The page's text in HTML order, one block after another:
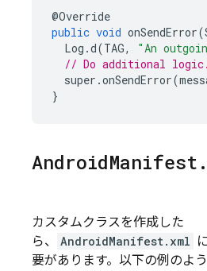
@Override
public void onSendError(
Log .d(TAG,
"An
// Do additional
super .onSendError(
}
AndroidManifest.
カスタムクラスを作成した
ら、
AndroidManifest.xml
要があります。以下の例のよう